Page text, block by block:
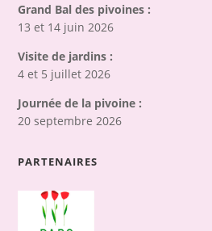
Grand Bal des pivoines :
13 et 14 juin 2026
Visite de jardins :
4 et 5 juillet 2026
Journée de la pivoine :
20 septembre 2026
PARTENAIRES